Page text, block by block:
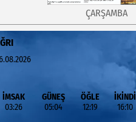
ÇARŞAMBA
İMSAK
03:26
GÜNEŞ
05:04
ÖĞLE
12:19
İKİNDİ
16:10